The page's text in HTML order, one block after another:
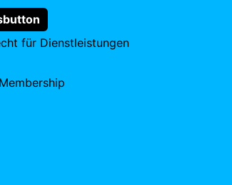
für Dienstleistungen